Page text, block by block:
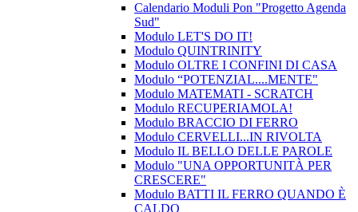
Calendario Moduli Pon "Progetto Agenda
Sud"
Modulo LET'S DO IT!
Modulo QUINTRINITY
Modulo OLTRE I CONFINI DI CASA
Modulo “POTENZIAL....MENTE"
Modulo MATEMATI - SCRATCH
Modulo RECUPERIAMOLA!
Modulo BRACCIO DI FERRO
Modulo CERVELLI...IN RIVOLTA
Modulo IL BELLO DELLE PAROLE
Modulo "UNA OPPORTUNITÀ PER
CRESCERE"
Modulo BATTI IL FERRO QUANDO È
CALDO